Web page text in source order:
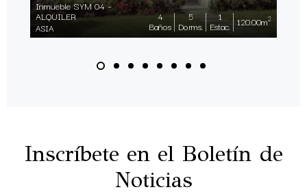
Inmueble SYM 04 –
ALQUILER
ASIA
4
Baños
5
Dorms.
1
Estac. 120.00m2
Inscríbete en el Boletín de
Noticias